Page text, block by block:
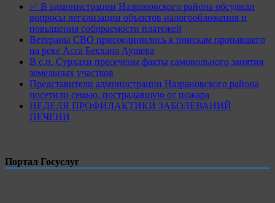
✅ В администрации Назрановского района обсудили
вопросы легализации объектов налогообложения и
повышения собираемости платежей
Ветераны СВО присоединились к поискам пропавшего
на реке Асса Бекхана Аушева
В с.п. Сурхахи пресечены факты самовольного занятия
земельных участков
Представители администрации Назрановского района
посетили семью, пострадавшую от пожара
НЕДЕЛЯ ПРОФИЛАКТИКИ ЗАБОЛЕВАНИЙ
ПЕЧЕНИ
Портал Госуслуг